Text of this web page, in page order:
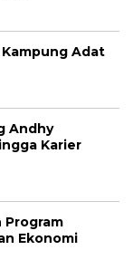
Adat
Andhy
Karier
Program
Ekonomi